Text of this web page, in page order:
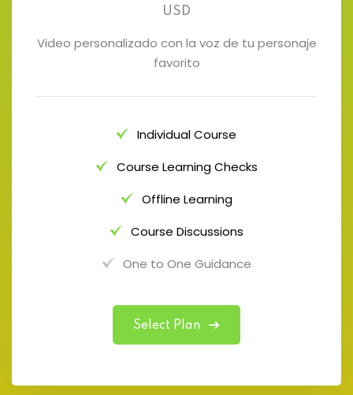
USD
Video personalizado con la voz de tu personaje
favorito
Individual Course
Course Learning Checks
Offline Learning
Course Discussions
One to One Guidance
Select Plan